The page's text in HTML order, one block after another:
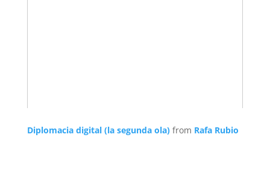
Diplomacia digital (la segunda ola) from Rafa Rubio